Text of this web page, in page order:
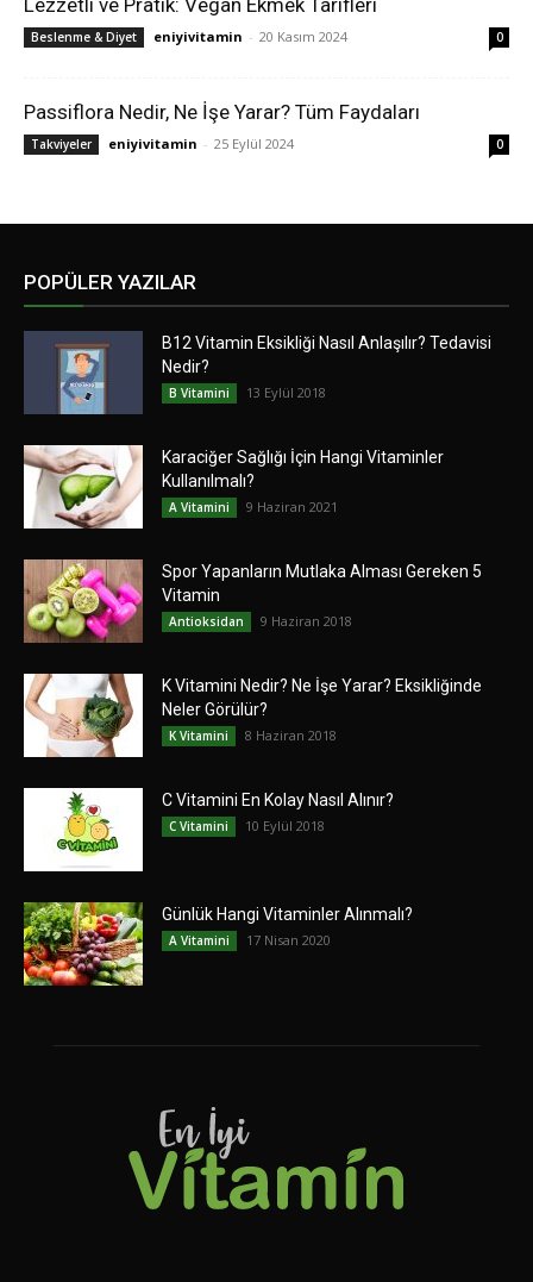
Lezzetli ve Pratik: Vegan Ekmek Tarifleri
Beslenme & Diyet eniyivitamin - 20 Kasım 2024 0
Passiflora Nedir, Ne İşe Yarar? Tüm Faydaları
Takviyeler eniyivitamin - 25 Eylül 2024 0
POPÜLER YAZILAR
B12 Vitamin Eksikliği Nasıl Anlaşılır? Tedavisi
Nedir?
B Vitamini 13 Eylül 2018
Karaciğer Sağlığı İçin Hangi Vitaminler
Kullanılmalı?
A Vitamini 9 Haziran 2021
Spor Yapanların Mutlaka Alması Gereken 5
Vitamin
Antioksidan 9 Haziran 2018
K Vitamini Nedir? Ne İşe Yarar? Eksikliğinde
Neler Görülür?
K Vitamini 8 Haziran 2018
C Vitamini En Kolay Nasıl Alınır?
C Vitamini 10 Eylül 2018
Günlük Hangi Vitaminler Alınmalı?
A Vitamini 17 Nisan 2020